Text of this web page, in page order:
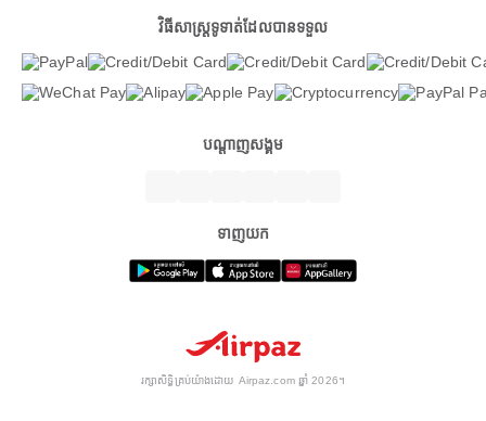
វិធីសាស្ត្រទូទាត់ដែលបានទទួល
បណ្តាញសង្គម
ទាញយក
រក្សាសិទ្ធិគ្រប់យ៉ាងដោយ Airpaz.com ឆ្នាំ 2026។